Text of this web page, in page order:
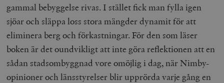
gammal bebyggelse rivas. I stället fick man fylla igen
sjöar och släppa loss stora mängder dynamit för att
eliminera berg och förkastningar. För den som läser
boken är det oundvikligt att inte göra reflektionen att en
sådan stadsombyggnad vore omöjlig i dag, när Nimby-
opinioner och länsstyrelser blir upprörda varje gång en